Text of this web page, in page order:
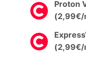
Proton
(2,99€/
(2,99€/